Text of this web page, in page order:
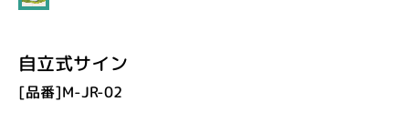
自立式サイン
[品番]M-JR-02